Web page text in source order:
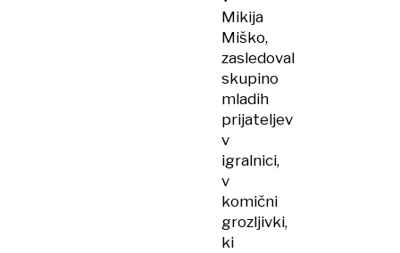
Mikija
Miško,
zasledoval
skupino
mladih
prijateljev
v
igralnici,
v
komični
grozljivki,
ki